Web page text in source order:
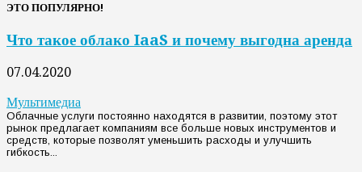
ЭТО ПОПУЛЯРНО!
Что такое облако IaaS и почему выгодна аренда
07.04.2020
Мультимедиа
Облачные услуги постоянно находятся в развитии, поэтому этот
рынок предлагает компаниям все больше новых инструментов и
средств, которые позволят уменьшить расходы и улучшить
гибкость...